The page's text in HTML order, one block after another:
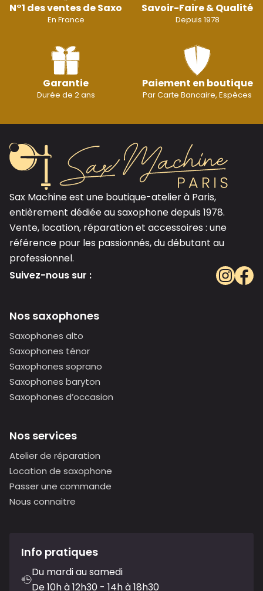
N°1 des ventes de Saxo
En France
Savoir-Faire & Qualité
Depuis 1978
Garantie
Durée de 2 ans
Paiement en boutique
Par Carte Bancaire, Espèces
Sax Machine est une boutique-atelier à Paris,
entièrement dédiée au saxophone depuis 1978.
Vente, location, réparation et accessoires : une
référence pour les passionnés, du débutant au
professionnel.
Suivez-nous sur :
Nos saxophones
Saxophones alto
Saxophones ténor
Saxophones soprano
Saxophones baryton
Saxophones d’occasion
Nos services
Atelier de réparation
Location de saxophone
Passer une commande
Nous connaitre
Info pratiques
Du mardi au samedi
De 10h à 12h30 - 14h à 18h30